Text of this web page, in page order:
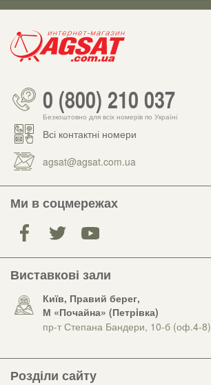
0 (800) 210 037
Безкоштовно для всіх номерів по Україні
Всі контактні номери
agsat@agsat.com.ua
Ми в соцмережах
Виставкові зали
Київ, Правий берег,
М «Почайна» (Петрiвка)
пр-т Степана Бандери, 10-б (оф.4-8)
Розділи сайту